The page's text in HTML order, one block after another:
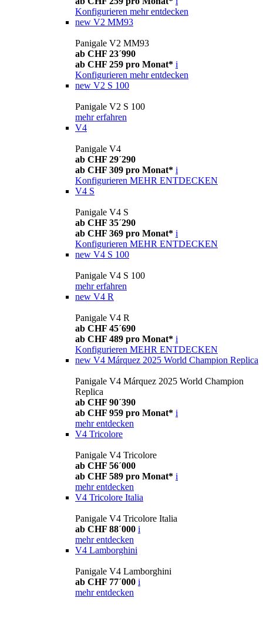
Konfigurieren mehr entdecken
new V2 MM93
Panigale V2 MM93
ab CHF 23´990
ab CHF 259 pro Monat* i
Konfigurieren mehr entdecken
new V2 S 100
Panigale V2 S 100
mehr erfahren
V4
Panigale V4
ab CHF 29´290
ab CHF 309 pro Monat* i
Konfigurieren MEHR ENTDECKEN
V4 S
Panigale V4 S
ab CHF 35´290
ab CHF 369 pro Monat* i
Konfigurieren MEHR ENTDECKEN
new V4 S 100
Panigale V4 S 100
mehr erfahren
new V4 R
Panigale V4 R
ab CHF 45´690
ab CHF 489 pro Monat* i
Konfigurieren MEHR ENTDECKEN
new V4 Márquez 2025 World Champion Replica
Panigale V4 Márquez 2025 World Champion
Replica
ab CHF 90´390
ab CHF 959 pro Monat* i
mehr entdecken
V4 Tricolore
Panigale V4 Tricolore
ab CHF 56´000
ab CHF 589 pro Monat* i
mehr entdecken
V4 Tricolore Italia
Panigale V4 Tricolore Italia
ab CHF 88´000 i
mehr entdecken
V4 Lamborghini
Panigale V4 Lamborghini
ab CHF 77´000 i
mehr entdecken